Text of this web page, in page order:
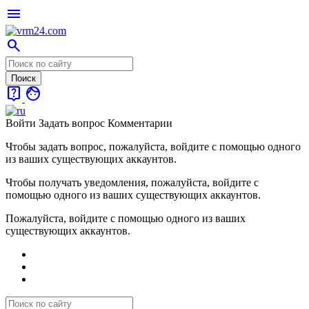
menu
search
live_help face
Войти Задать вопрос Комментарии
Чтобы задать вопрос, пожалуйста, войдите с помощью одного
из ваших существующих аккаунтов.
Чтобы получать уведомления, пожалуйста, войдите с
помощью одного из ваших существующих аккаунтов.
Пожалуйста, войдите с помощью одного из ваших
существующих аккаунтов.